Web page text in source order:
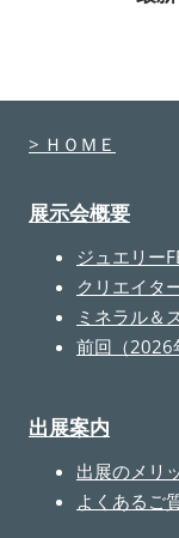
> ＨＯＭＥ
展示会概要
ジュエリー
クリエイタ
ミネラル＆
前回（2026
出展案内
出展のメリ
よくあるご